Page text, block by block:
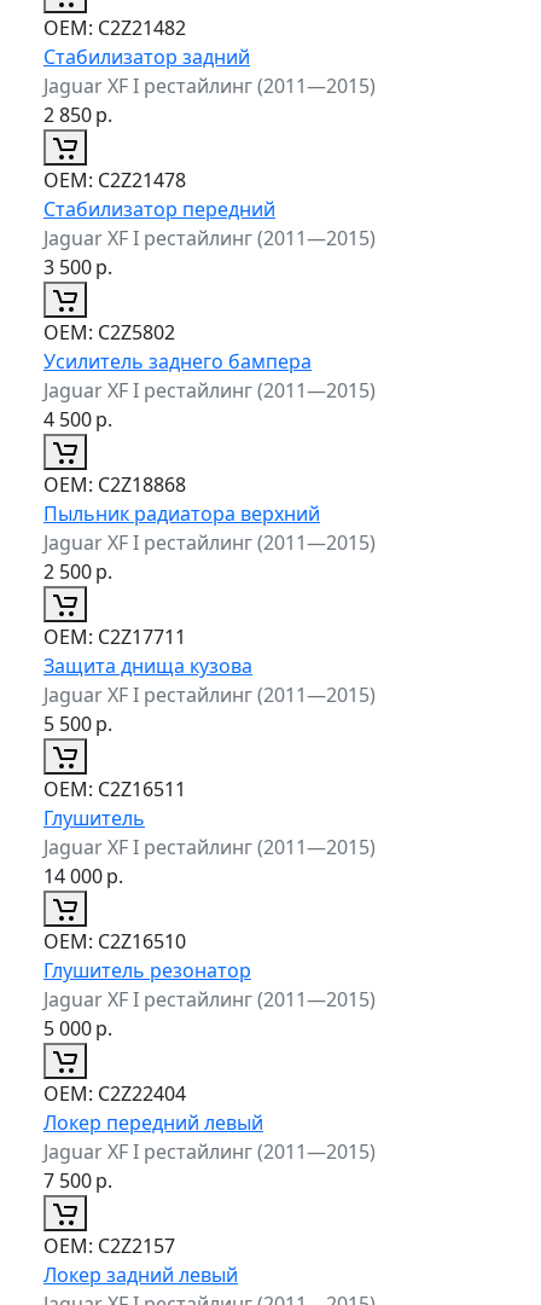
ОЕМ: C2Z21482
Стабилизатор задний
Jaguar XF I рестайлинг (2011—2015)
2 850р.
ОЕМ: C2Z21478
Стабилизатор передний
Jaguar XF I рестайлинг (2011—2015)
3 500р.
ОЕМ: C2Z5802
Усилитель заднего бампера
Jaguar XF I рестайлинг (2011—2015)
4 500р.
ОЕМ: C2Z18868
Пыльник радиатора верхний
Jaguar XF I рестайлинг (2011—2015)
2 500р.
ОЕМ: C2Z17711
Защита днища кузова
Jaguar XF I рестайлинг (2011—2015)
5 500р.
ОЕМ: C2Z16511
Глушитель
Jaguar XF I рестайлинг (2011—2015)
14 000р.
ОЕМ: C2Z16510
Глушитель резонатор
Jaguar XF I рестайлинг (2011—2015)
5 000р.
ОЕМ: C2Z22404
Локер передний левый
Jaguar XF I рестайлинг (2011—2015)
7 500р.
ОЕМ: C2Z2157
Локер задний левый